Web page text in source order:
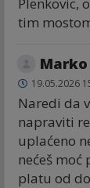
tim
Marko
19.05.2026
Naredi da
napraviti
uplaćeno
nećeš
platu od